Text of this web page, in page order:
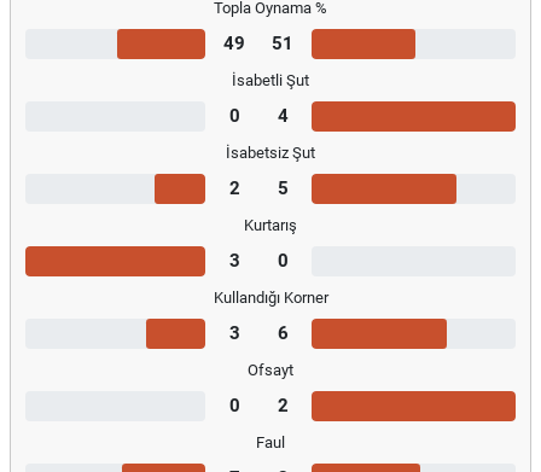
Topla Oynama %
49 51
İsabetli Şut
0 4
İsabetsiz Şut
2 5
Kurtarış
3 0
Kullandığı Korner
3 6
Ofsayt
0 2
Faul